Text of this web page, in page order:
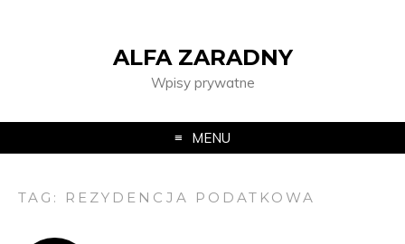
ALFA ZARADNY
Wpisy prywatne
MENU
TAG: REZYDENCJA PODATKOWA